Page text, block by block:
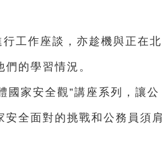
工作座談，亦趁機與正在北
的學習情況。
國家安全觀”講座系列，讓公
全面對的挑戰和公務員須肩